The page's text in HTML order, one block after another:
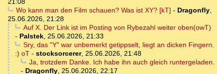
21:08
Wo kann man den Film schauen? Was ist XY? [kT] - Dragonfly,
25.06.2026, 21:28
Auf X. Der Link ist im Posting von Rybezahl weiter oben(owT)
- Palstek, 25.06.2026, 21:33
Sry, das "Y" war unbemerkt getippselt, liegt an dicken Fingern.
:) oT - stocksorcerer, 25.06.2026, 21:48
Ja, trotzdem Danke. Ich habe ihn auch gleich runtergeladen.
- Dragonfly, 25.06.2026, 22:17